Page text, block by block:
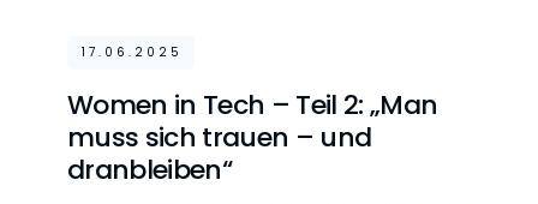
17.06.2025
Women in Tech – Teil 2: „Man
muss sich trauen – und
dranbleiben“